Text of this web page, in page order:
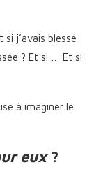
si j’avais blessé
? Et si … Et si
à imaginer le
eux ?